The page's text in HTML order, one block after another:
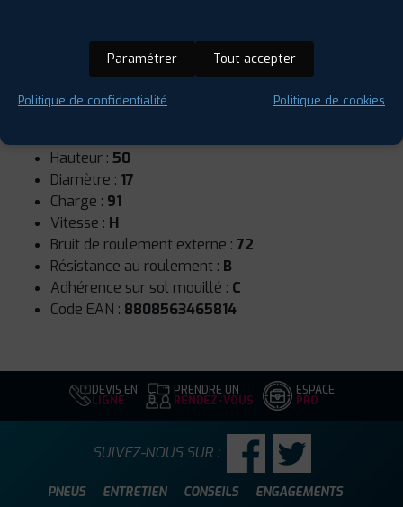
Saison :
4 Saisons
Hauteur : 50
Diamètre : 17
Charge : 91
Vitesse : H
Bruit de roulement externe : 72
Résistance au roulement : B
Adhérence sur sol mouillé : C
Code EAN : 8808563465814
DEVIS EN
LIGNE
PRENDRE UN
RENDEZ-VOUS
ESPACE
PRO
PNEUS ENTRETIEN CONSEILS ENGAGEMENTS
SUIVEZ-NOUS SUR :
Paramétrer Tout accepter
Politique de confidentialité Politique de cookies